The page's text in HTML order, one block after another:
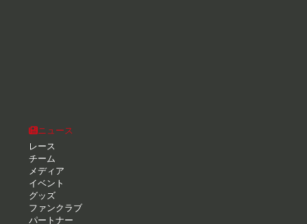
ニュース
レース
チーム
メディア
イベント
グッズ
ファンクラブ
パートナー